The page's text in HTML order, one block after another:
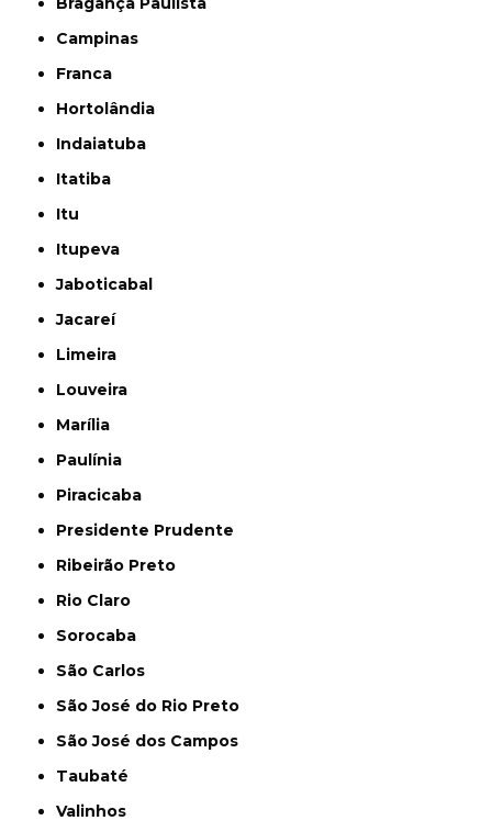
Campinas
Franca
Hortolândia
Indaiatuba
Itatiba
Itu
Itupeva
Jaboticabal
Jacareí
Limeira
Louveira
Marília
Paulínia
Piracicaba
Presidente Prudente
Ribeirão Preto
Rio Claro
Sorocaba
São Carlos
São José do Rio Preto
São José dos Campos
Taubaté
Valinhos